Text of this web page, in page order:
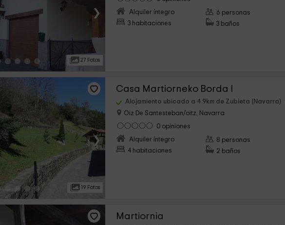
›
27 Fotos
Alquiler íntegro
3 habitaciones
6 personas
3 baños
›
19 Fotos
Casa Martiorneko Borda I
Alojamiento ubicado a 4.9km de Zubieta (Navarra)
Oiz De Santesteban/oitz, Navarra
0 opiniones
Alquiler íntegro
4 habitaciones
8 personas
2 baños
Martiornia